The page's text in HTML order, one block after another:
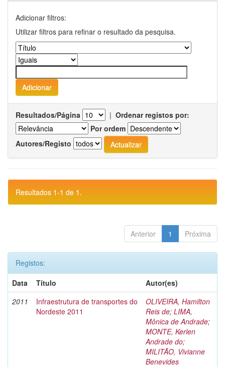
Adicionar filtros:
Utilizar filtros para refinar o resultado da pesquisa.
Resultados/Página | Ordenar registos por:
Por ordem
Autores/Registo
Resultados 1-1 de 1.
Anterior 1 Próxima
Registos:
Data
Título
Autor(es)
2011
Infraestrutura de transportes do
Nordeste 2011
OLIVEIRA, Hamilton
Reis de; LIMA,
Mônica de Andrade;
MONTE, Kerlen
Andrade do;
MILITÃO, Vivianne
Benevides